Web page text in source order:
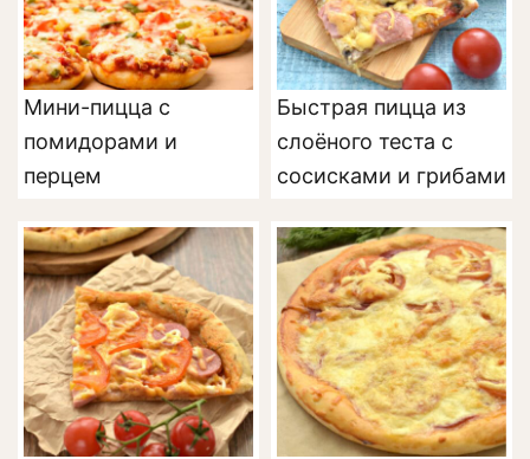
Мини-пицца с
помидорами и
перцем
Быстрая пицца из
слоёного теста с
сосисками и грибами